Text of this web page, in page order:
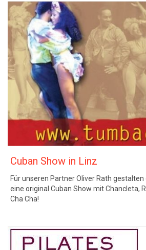
Cuban Show in Linz
Für unseren Partner Oliver Rath
eine original Cuban Show mit Chancleta,
Cha Cha!